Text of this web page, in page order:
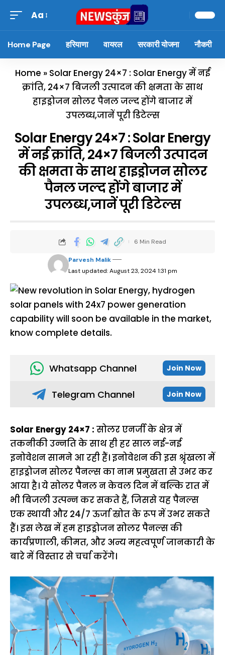
Aa
Home Page हरियाणा वायरल सरकारी योजना नौकरी
Home » Solar Energy 24×7 : Solar Energy में नई
क्रांति, 24×7 बिजली उत्पादन की क्षमता के साथ
हाइड्रोजन सोलर पैनल जल्द होंगे बाजार में
उपलब्ध,जानें पूरी डिटेल्स
Solar Energy 24×7 : Solar Energy
में नई क्रांति, 24×7 बिजली उत्पादन
की क्षमता के साथ हाइड्रोजन सोलर
पैनल जल्द होंगे बाजार में
उपलब्ध,जानें पूरी डिटेल्स
Last updated: August 23, 2024 1:31 pm
Parvesh Malik
6 Min Read
Whatsapp Channel Join Now
Telegram Channel Join Now
Solar Energy 24×7 : सोलर एनर्जी के क्षेत्र में
तकनीकी उन्नति के साथ ही हर साल नई-नई
इनोवेशन सामने आ रही हैं। इनोवेशन की इस श्रृंखला में
हाइड्रोजन सोलर पैनल्स का नाम प्रमुखता से उभर कर
आया है। ये सोलर पैनल न केवल दिन में बल्कि रात में
भी बिजली उत्पन्न कर सकते हैं, जिससे यह पैनल्स
एक स्थायी और 24/7 ऊर्जा स्रोत के रूप में उभर सकते
हैं। इस लेख में हम हाइड्रोजन सोलर पैनल्स की
कार्यप्रणाली, कीमत, और अन्य महत्वपूर्ण जानकारी के
बारे में विस्तार से चर्चा करेंगे।